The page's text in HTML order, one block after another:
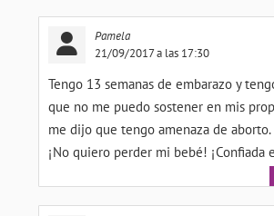
Pamela
21/09/2017 a las 17:30
Tengo 13 semanas de embarazo y
que no me puedo sostener en mis
me dijo que tengo amenaza de aborto.
¡No quiero perder mi bebé! ¡Confiada